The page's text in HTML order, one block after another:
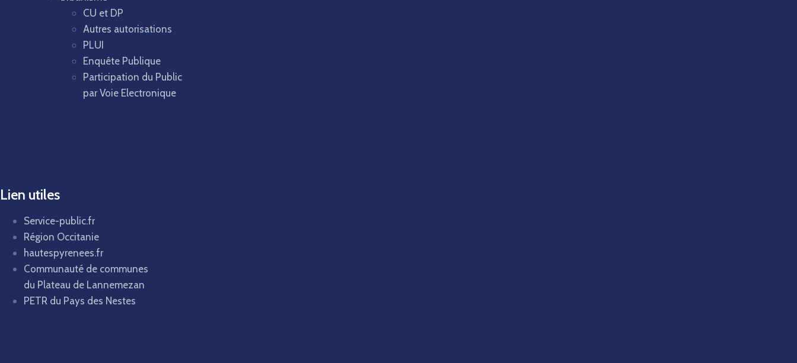
CU et DP
Autres autorisations
PLUI
Enquête Publique
Participation du Public
par Voie Electronique
Lien utiles
Service-public.fr
Région Occitanie
hautespyrenees.fr
Communauté de communes
du Plateau de Lannemezan
PETR du Pays des Nestes